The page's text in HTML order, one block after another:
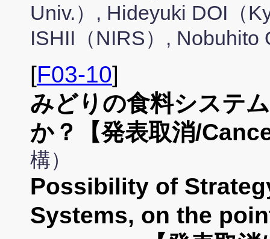
Univ.）, Hideyuki DOI（
ISHII（NIRS）, Nobuhito
[F03-10]
みどりの食料システ
か？【発表取消/
構）
Possibility of
Systems, on the